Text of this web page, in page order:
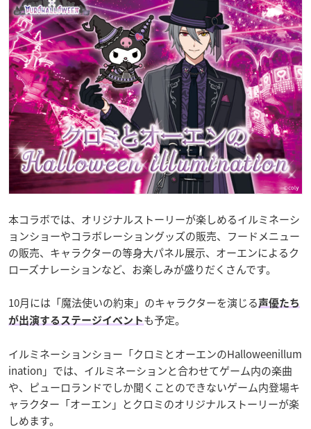
本コラボでは、オリジナルストーリーが楽しめるイルミネーシ
ョンショーやコラボレーショングッズの販売、フードメニュー
の販売、キャラクターの等身大パネル展示、オーエンによるク
ローズナレーションなど、お楽しみが盛りだくさんです。
10月には「魔法使いの約束」のキャラクターを演じる 声優たち
が出演するステージイベント も予定。
イルミネーションショー「クロミとオーエンのHalloweenillum
ination」では、イルミネーションと合わせてゲーム内の楽曲
や、ピューロランドでしか聞くことのできないゲーム内登場キ
ャラクター「オーエン」とクロミのオリジナルストーリーが楽
しめます。